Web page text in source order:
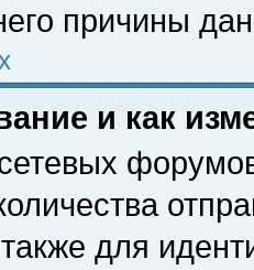
причины
и как
для